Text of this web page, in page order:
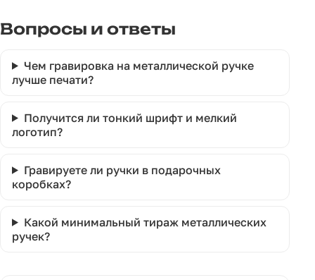
Вопросы и ответы
Чем гравировка на металлической ручке
лучше печати?
Получится ли тонкий шрифт и мелкий
логотип?
Гравируете ли ручки в подарочных
коробках?
Какой минимальный тираж металлических
ручек?